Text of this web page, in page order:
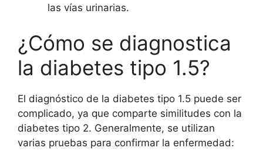
las vías urinarias.
¿Cómo se diagnostica
la diabetes tipo 1.5?
El diagnóstico de la diabetes tipo 1.5 puede ser
complicado, ya que comparte similitudes con la
diabetes tipo 2. Generalmente, se utilizan
varias pruebas para confirmar la enfermedad: